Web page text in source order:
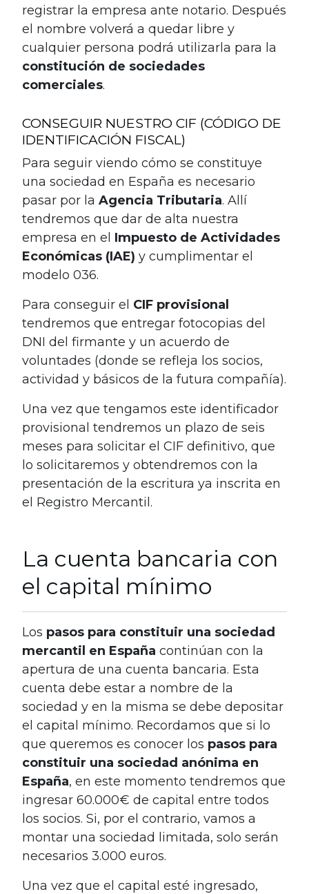
registrar la empresa ante notario. Después
el nombre volverá a quedar libre y
cualquier persona podrá utilizarla para la
constitución de sociedades
comerciales.
CONSEGUIR NUESTRO CIF (CÓDIGO DE
IDENTIFICACIÓN FISCAL)
Para seguir viendo cómo se constituye
una sociedad en España es necesario
pasar por la Agencia Tributaria. Allí
tendremos que dar de alta nuestra
empresa en el Impuesto de Actividades
Económicas (IAE) y cumplimentar el
modelo 036.
Para conseguir el CIF provisional
tendremos que entregar fotocopias del
DNI del firmante y un acuerdo de
voluntades (donde se refleja los socios,
actividad y básicos de la futura compañía).
Una vez que tengamos este identificador
provisional tendremos un plazo de seis
meses para solicitar el CIF definitivo, que
lo solicitaremos y obtendremos con la
presentación de la escritura ya inscrita en
el Registro Mercantil.
La cuenta bancaria con
el capital mínimo
Los pasos para constituir una sociedad
mercantil en España continúan con la
apertura de una cuenta bancaria. Esta
cuenta debe estar a nombre de la
sociedad y en la misma se debe depositar
el capital mínimo. Recordamos que si lo
que queremos es conocer los pasos para
constituir una sociedad anónima en
España, en este momento tendremos que
ingresar 60.000€ de capital entre todos
los socios. Si, por el contrario, vamos a
montar una sociedad limitada, solo serán
necesarios 3.000 euros.
Una vez que el capital esté ingresado,